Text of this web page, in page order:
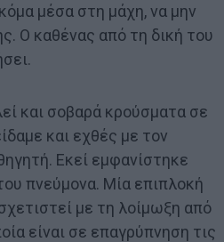
μέσα στη μάχη, να μην
Ο καθένας από τη δική του
και σοβαρά κρούσματα σε
και εχθές με τον
Εκεί εμφανίστηκε
πνεύμονα. Μία επιπλοκή
με τη λοίμωξη από
είναι σε επαγρύπνηση τις